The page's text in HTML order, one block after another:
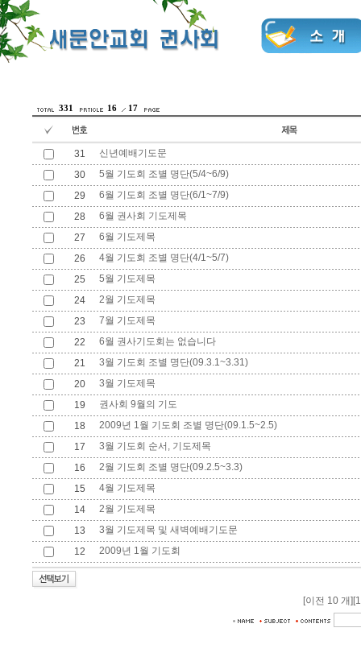
331 16 17
31
신년예배기도문
30
5월 기도회 조별 명단(5/4~6/9)
29
6월 기도회 조별 명단(6/1~7/9)
28
6월 권사회 기도제목
27
6월 기도제목
26
4월 기도회 조별 명단(4/1~5/7)
25
5월 기도제목
24
2월 기도제목
23
7월 기도제목
22
6월 권사기도회는 없습니다
21
3월 기도회 조별 명단(09.3.1~3.31)
20
3월 기도제목
19
권사회 9월의 기도
18
2009년 1월 기도회 조별 명단(09.1.5~2.5)
17
3월 기도회 순서, 기도제목
16
2월 기도회 조별 명단(09.2.5~3.3)
15
4월 기도제목
14
2월 기도제목
13
3월 기도제목 및 새벽예배기도문
12
2009년 1월 기도회
[이전 10 개]